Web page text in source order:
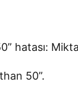
hatası:
50”.